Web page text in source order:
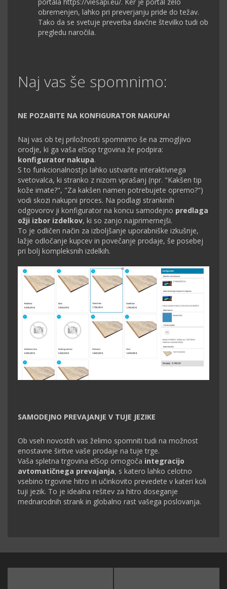
obremenjen, lahko pri preverjanju pride do težav.
Tako da se svetuje preverba davčne številko tudi ob
pregledu naročila.
Naj vas še spomnimo:
NE POZABITE NA KONFIGURATOR NAKUPA!
Naj vas ob tej priložnosti spomnimo še na zmogljivo
orodje, ki ga vaša elSop trgovina že podpira:
konfigurator nakupa.
S to funkcionalnostjo lahko ustvarite interaktivnega
svetovalca, ki stranko z nizom vprašanj (npr. "Kakšen tip
kože imate?", "Za kakšen namen potrebujete opremo?")
vodi skozi nakupni proces. Na podlagi strankinih
odgovorov ji konfigurator na koncu samodejno predlaga
ožji izbor izdelkov, ki so zanjo najprimernejši.
To je odličen način za izboljšanje uporabniške izkušnje,
lažje odločanje kupcev in povečanje prodaje, še posebej
pri bolj kompleksnih izdelkih.
SAMODEJNO PREVAJANJE V TUJE JEZIKE
Ob vseh novostih vas želimo spomniti tudi na možnost
enostavne širitve vaše prodaje na tuje trge.
Vaša spletna trgovina elSop omogoča integracijo
avtomatičnega prevajanja, s katero lahko celotno
vsebino trgovine hitro in učinkovito prevedete v kateri koli
tuji jezik. To je idealna rešitev za hitro doseganje
mednarodnih strank in globalno rast vašega poslovanja.